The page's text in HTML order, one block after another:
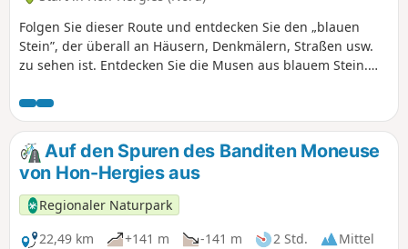
Folgen Sie dieser Route und entdecken Sie den „blauen
Stein”, der überall an Häusern, Denkmälern, Straßen usw.
zu sehen ist. Entdecken Sie die Musen aus blauem Stein.
„Réseau points nœuds vélo”.
Auf den Spuren des Banditen Moneuse
von Hon-Hergies aus
Regionaler Naturpark
22,49 km
+141 m -141 m 2 Std.
Mittel